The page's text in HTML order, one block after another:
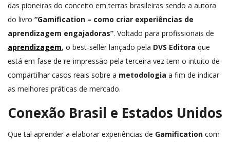
das pioneiras do conceito em terras brasileiras sendo a autora
do livro “Gamification – como criar experiências de
aprendizagem engajadoras”. Voltado para profissionais de
aprendizagem, o best-seller lançado pela DVS Editora que
está em fase de re-impressão pela terceira vez tem o intuito de
compartilhar casos reais sobre a metodologia a fim de indicar
as melhores práticas de mercado.
Conexão Brasil e Estados Unidos
Que tal aprender a elaborar experiências de Gamification com